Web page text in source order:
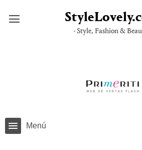
· Style, Fashion &
Menú